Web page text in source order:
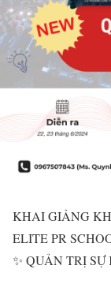
KHAI GIẢNG
ELITE PR
✨ QUẢN TRỊ